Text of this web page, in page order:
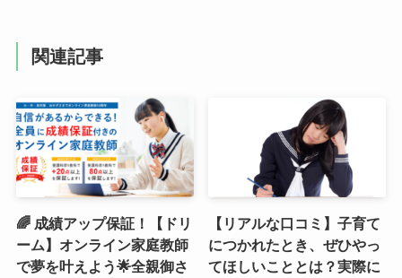
関連記事
🌈 成績アップ保証！【ドリ
ーム】オンライン家庭教師
で夢を叶えよう🌟全親御さ
【リアルな口コミ】子育て
につかれたとき、ぜひやっ
てほしいこととは？実際に